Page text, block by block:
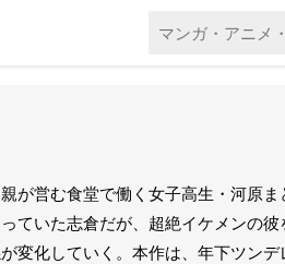
が営む食堂で働く女子高生・河原
ていた志倉だが、超絶イケメンの
変化していく。本作は、年下ツン